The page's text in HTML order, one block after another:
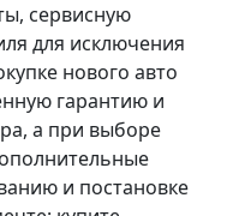
сервисную
для исключения
нового авто
гарантию и
а при выборе
и постановке